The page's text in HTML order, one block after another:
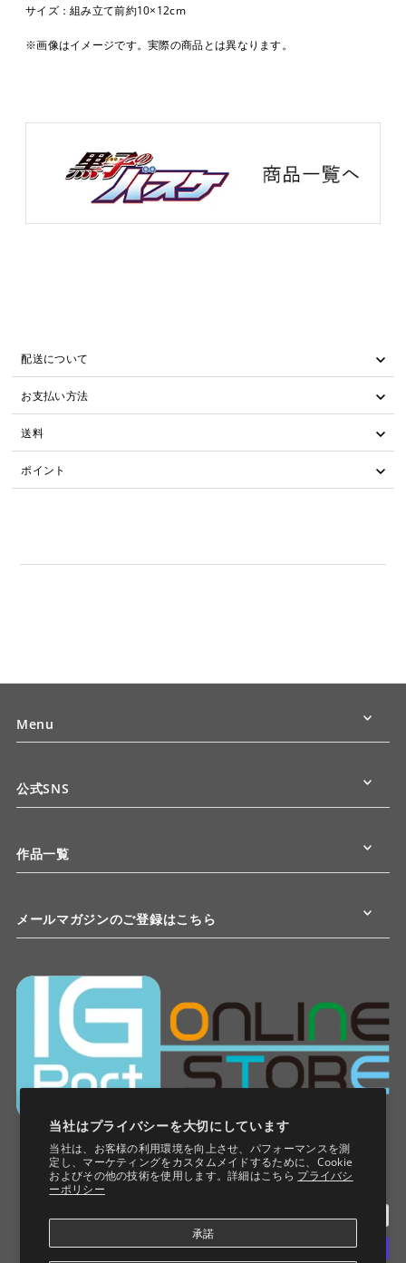
当社はプライバシーを大切にしています
当社は、お客様の利用環境を向上させ、パフォーマンスを測
定し、マーケティングをカスタムメイドするために、Cookie
およびその他の技術を使用します。詳細はこちら プライバシ
ーポリシー
承諾
サイズ：組み立て前約10×12cm
※画像はイメージです。実際の商品とは異なります。
配送について
お支払い方法
送料
ポイント
Menu
公式SNS
作品一覧
メールマガジンのご登録はこちら